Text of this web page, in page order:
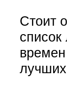
Стоит
список